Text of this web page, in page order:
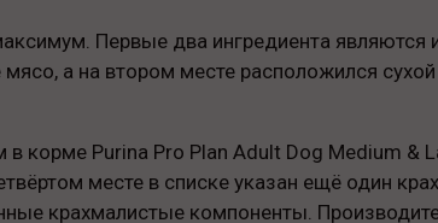
Первые два ингредиента являются
а на втором месте расположился
корме Purina Pro Plan Adult Dog Medium &
месте в списке указан ещё один
крахмалистые компоненты.